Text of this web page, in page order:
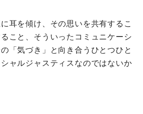
耳を傾け、その思いを共有するこ
こと、そういったコミュニケーシ
「気づき」と向き合うひとつひと
ャルジャスティスなのではないか